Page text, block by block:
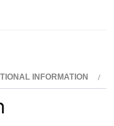
INFORMATION